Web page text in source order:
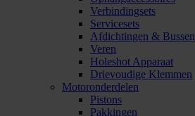
Verbindingsets
Servicesets
Afdichtingen & Bussen
Veren
Holeshot Apparaat
Drievoudige Klemmen
Motoronderdelen
Pistons
Pakkingen